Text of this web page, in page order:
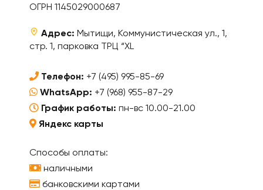
ОГРН 1145029000687
Адрес: Мытищи, Коммунистическая ул., 1,
стр. 1, парковка ТРЦ “XL
Телефон: +7 (495) 995-85-69
WhatsApp: +7 (968) 955-87-29
График работы: пн-вс 10.00-21.00
Яндекс карты
Способы оплаты:
наличными
банковскими картами